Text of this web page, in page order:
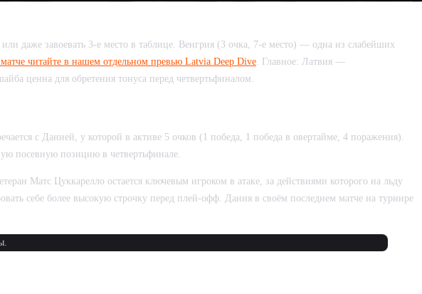
даже завоевать 3-е место в таблице. Венгрия (3 очка, 7-е место) — одна из слабейших
читайте в нашем отдельном превью Latvia Deep Dive . Главное: Латвия —
ценна для обретения тонуса перед четвертьфиналом.
с Данией, у которой в активе 5 очков (1 победа, 1 победа в овертайме, 4 поражения).
посевную позицию в четвертьфинале.
Матс Цуккарелло остается ключевым игроком в атаке, за действиями которого на льду
себе более высокую строчку перед плей-офф. Дания в своём последнем матче на турнире